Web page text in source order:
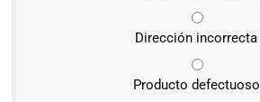
Dirección incorrecta
Producto defectuoso